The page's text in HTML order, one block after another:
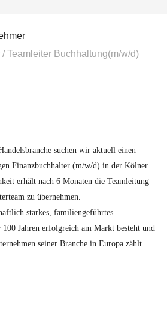
Teamleiter Buchhaltung(m/w/d)
suchen wir aktuell einen
Finanzbuchhalter (m/w/d) in der Kölner
erhält nach 6 Monaten die Teamleitung
zu übernehmen.
starkes, familiengeführtes
100 Jahren erfolgreich am Markt besteht und
seiner Branche in Europa zählt.